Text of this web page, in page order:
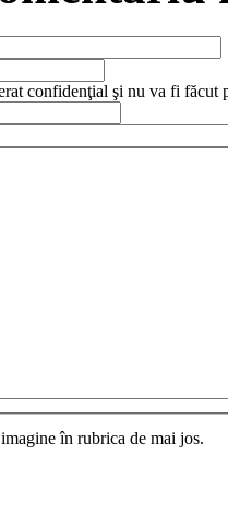
confidenţial şi nu va fi făcut
în rubrica de mai jos.